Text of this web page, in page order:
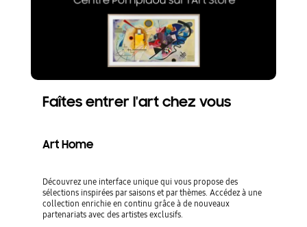
Faîtes entrer l'art chez vous
Art Home
Découvrez une interface unique qui vous propose des
sélections inspirées par saisons et par thèmes. Accédez à une
collection enrichie en continu grâce à de nouveaux
partenariats avec des artistes exclusifs.